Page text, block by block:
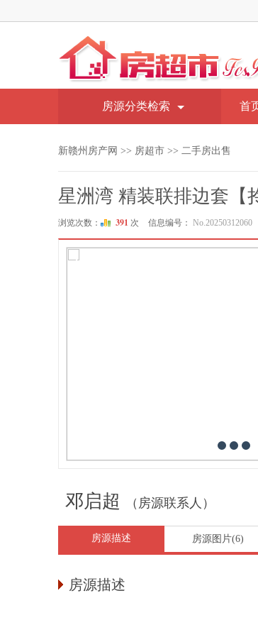
房源分类检索 首
新赣州房产网 >> 房超市 >> 二手房出售
星洲湾 精装联排边套【
浏览次数： 391 次 信息编号： No.20250312060
邓启超 （房源联系人）
房源描述 房源图片(6)
房源描述